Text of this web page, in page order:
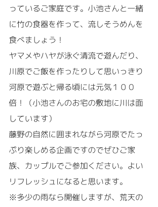
っているご家庭です。小池さんと一緒
に竹の食器を作って、流しそうめんを
食べましょう！
ヤマメやハヤが泳ぐ清流で遊んだり、
川原でご飯を作ったりして思いっきり
河原で遊ぶと帰る頃には元気１００
倍！（小池さんのお宅の敷地に川は面
しています）
藤野の自然に囲まれながら河原でたっ
ぷり楽しめる企画ですのでぜひご家
族、カップルでご参加ください。よい
リフレッシュになると思います。
※多少の雨なら開催しますが、荒天の